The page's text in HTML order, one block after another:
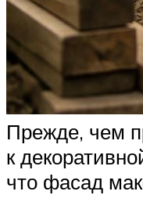
Прежде, чем
к
что фасад